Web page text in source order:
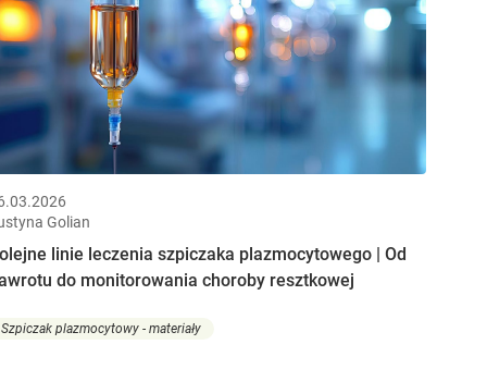
Golian
linie leczenia szpiczaka plazmocytowego | Od
do monitorowania choroby resztkowej
Szpiczak plazmocytowy - materiały